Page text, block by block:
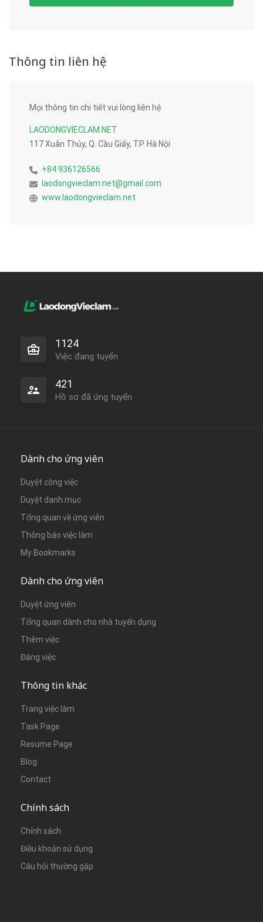
Thông tin liên hệ
Mọi thông tin chi tiết vui lòng liên hệ
LAODONGVIECLAM.NET
117 Xuân Thủy, Q. Cầu Giấy, TP. Hà Nội
+84 936126566
laodongvieclam.net@gmail.com
www.laodongvieclam.net
1124
Việc đang tuyển
421
Hồ sơ đã ứng tuyển
Dành cho ứng viên
Duyệt công việc
Duyệt danh mục
Tổng quan về ứng viên
Thông báo việc làm
My Bookmarks
Dành cho ứng viên
Duyệt ứng viên
Tổng quan dành cho nhà tuyển dụng
Thêm việc
Đăng việc
Thông tin khác
Trang việc làm
Task Page
Resume Page
Blog
Contact
Chính sách
Chính sách
Điều khoản sử dụng
Câu hỏi thường gặp